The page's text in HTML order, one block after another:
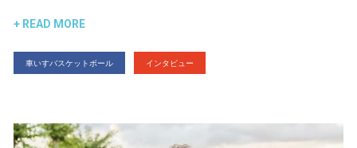
READ MORE
車いすバスケットボール インタビュー